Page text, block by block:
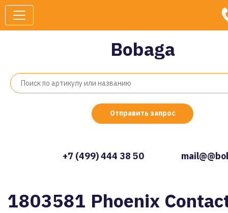
Bobaga
Отправить запрос
+7 (499) 444 38 50
1803581 Phoenix